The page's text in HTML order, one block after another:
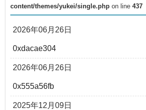
content/themes/yukei/single.php on line 437
2026年06月26日
0xdacae304
2026年06月26日
0x555a56fb
2025年12月09日